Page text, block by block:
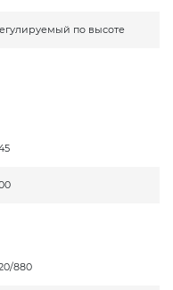
по высоте
880